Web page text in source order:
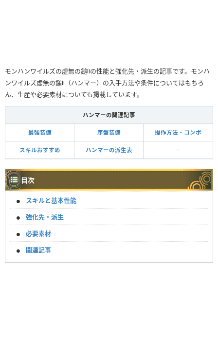
モンハンワイルズの虚無の鎚Ⅱの性能と強化先・派生の記事です。モンハ
ンワイルズ虚無の鎚Ⅱ（ハンマー）の入手方法や条件についてはもちろ
ん、生産や必要素材についても掲載しています。
ハンマーの関連記事
最強装備 序盤装備 操作方法・コンボ
スキルおすすめ ハンマーの派生表 ｰ
目次
スキルと基本性能
強化先・派生
必要素材
関連記事